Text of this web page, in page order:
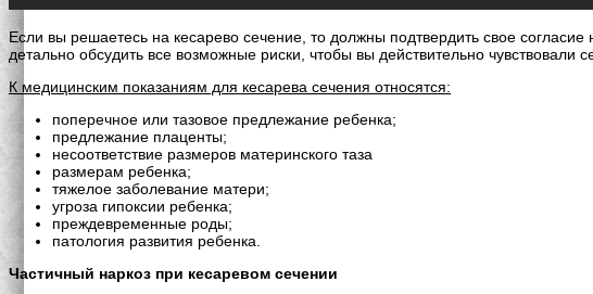
Если вы решаетесь на кесарево сечение, то должны подтвердить свое
детально обсудить все возможные риски, чтобы вы действительно
К медицинским показаниям для кесарева сечения относятся:
поперечное или тазовое предлежание ребенка;
предлежание плаценты;
несоответствие размеров материнского таза
размерам ребенка;
тяжелое заболевание матери;
угроза гипоксии ребенка;
преждевременные роды;
патология развития ребенка.
Частичный наркоз при кесаревом сечении